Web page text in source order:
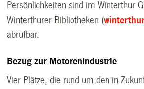
Persönlichkeiten sind im Winterthur
Winterthurer Bibliotheken (
abrufbar.
Bezug zur Motorenindustrie
Vier Plätze, die rund um den in